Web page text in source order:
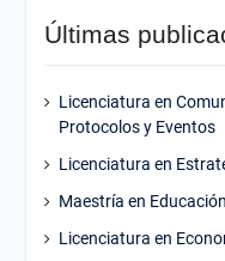
Últimas
Licenciatura en
Protocolos y Eventos
Licenciatura en
Maestría en Educación
Licenciatura en